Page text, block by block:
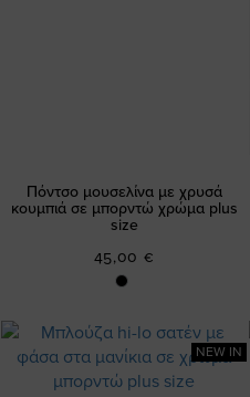
Πόντσο μουσελίνα με χρυσά
κουμπιά σε μπορντώ χρώμα plus
size
45,00 €
NEW IN